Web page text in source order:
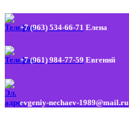
+7 (963) 534-66-71 Елена
+7 (961) 984-77-59 Евгений
evgeniy-nechaev-1989@mail.ru